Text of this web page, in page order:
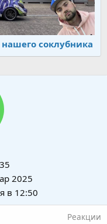
соклубника
35
2025
в 12:50
Реакции